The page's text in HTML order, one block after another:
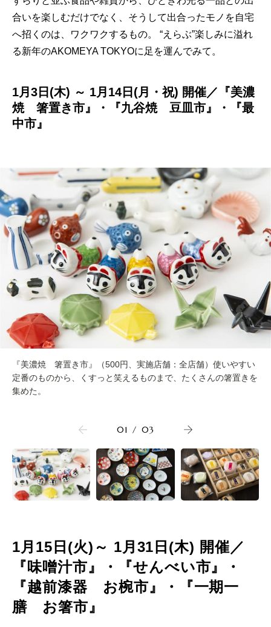
合いを楽しむだけでなく、そうして出合ったモノを自宅
へ招くのは、ワクワクするもの。 “えらぶ”楽しみに溢れ
る新年のAKOMEYA TOKYOに足を運んでみて。
1月3日(木) ～ 1月14日(月・祝) 開催／『美濃
焼 箸置き市』・『九谷焼 豆皿市』・『最
中市』
『美濃焼 箸置き市』（500円、実施店舗：全店舗）使いやすい
定番のものから、くすっと笑えるものまで、たくさんの箸置きを
集めた。
01 / 03
1月15日(火)～ 1月31日(木) 開催／
『味噌汁市』・『せんべい市』・
『越前漆器 お椀市』・『一期一
膳 お箸市』